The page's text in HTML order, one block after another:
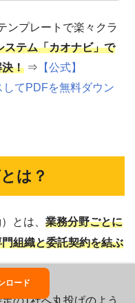
ンプレートで楽々クラ
ステム「カオナビ」で
！ ⇒ 【公式】
してPDFを無料ダウン
は？
とは、 業務分野ごとに
組織と委託契約を結ぶ
の1社へ丸投げのよう
ロード